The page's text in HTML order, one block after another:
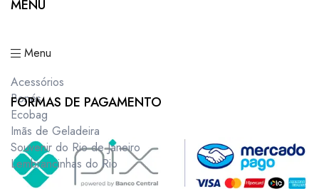
MENU
Menu
Acessórios
Bonés
Ecobag
Imãs de Geladeira
Souvenir do Rio de Janeiro
Lembrancinhas do Rio
FORMAS DE PAGAMENTO